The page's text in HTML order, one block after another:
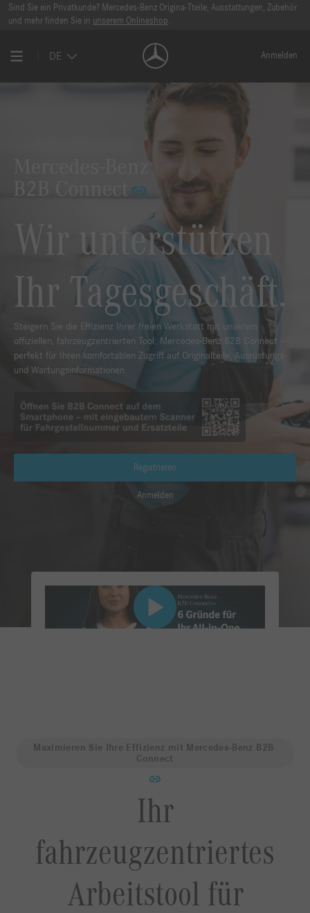
Sind Sie ein Privatkunde? Mercedes-Benz Origina-Tteile, Ausstattungen, Zubehör
und mehr finden Sie in unserem Onlineshop.
DE Anmelden
Wir unterstützen
Ihr Tagesgeschäft.
Steigern Sie die Effizienz Ihrer freien Werkstatt mit unserem
offiziellen, fahrzeugzentrierten Tool: Mercedes-Benz B2B Connect –
perfekt für Ihren komfortablen Zugriff auf Originalteile, Ausrüstungs-
und Wartungsinformationen.
Anmelden
Registrieren
Maximieren Sie Ihre Effizienz mit Mercedes-Benz B2B
Connect
Ihr
fahrzeugzentriertes
Arbeitstool für